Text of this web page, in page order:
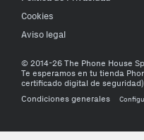
Cookies
Aviso legal
© 2014-26 The Phone House
Te esperamos en tu tienda
certificado digital de
Condiciones generales